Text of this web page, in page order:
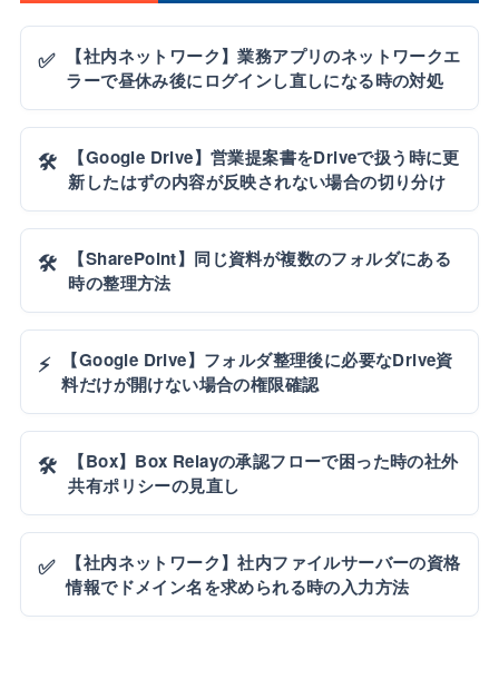
✅
【社内ネットワーク】業務アプリのネットワークエ
ラーで昼休み後にログインし直しになる時の対処
🛠️
【Google Drive】営業提案書をDriveで扱う時に更
新したはずの内容が反映されない場合の切り分け
🛠️
【SharePoint】同じ資料が複数のフォルダにある
時の整理方法
⚡
【Google Drive】フォルダ整理後に必要なDrive資
料だけが開けない場合の権限確認
🛠️
【Box】Box Relayの承認フローで困った時の社外
共有ポリシーの見直し
✅
【社内ネットワーク】社内ファイルサーバーの資格
情報でドメイン名を求められる時の入力方法